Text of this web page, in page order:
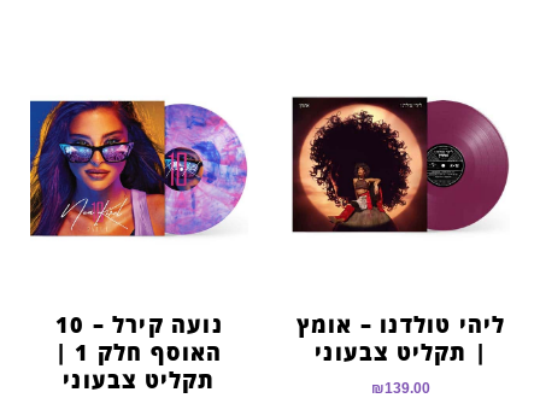
ליהי טולדנו – אומץ
| תקליט צבעוני
₪139.00
נועה קירל – 10
האוסף חלק 1 |
תקליט צבעוני